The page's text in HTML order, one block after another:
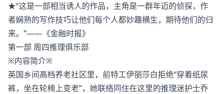
★“这是一部相当诱人的作品，主角是一群年迈的侦探，作
者娴熟的写作技巧让他们每个人都妙趣横生，期待他们的归
来。”——《金融时报》
第一部 周四推理俱乐部
※内容简介※
英国乡间高档养老社区里，前特工伊丽莎白拒绝“穿着纸尿
裤，坐在轮椅上变老”，她联络同住在这里的推理迷护士乔